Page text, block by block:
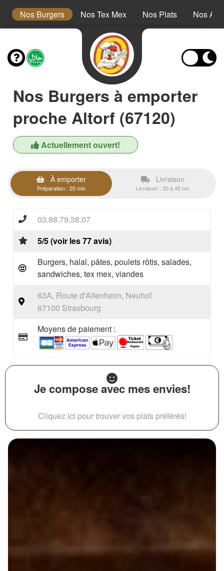
Nos Burgers Nos Tex Mex Nos Plats Nos
Nos Burgers à emporter
proche Altorf (67120)
Actuellement ouvert!
À emporter
Préparation : 20 min
Livraison
Livraison : 30 à 45 mn
03.88.79.38.07
5/5 (voir les 77 avis)
Burgers, halal, pâtes, poulets rôtis, salades,
sandwiches, tex mex, viandes
63A, Route d'Altenheim, Neuhof
67100 Strasbourg
Moyens de paiement :
Je compose avec mes envies!
Cliquez ici pour trouver vos plats préférés!